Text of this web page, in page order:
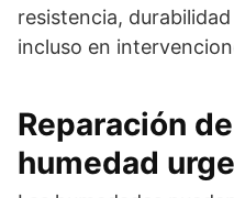
resistencia,
incluso en
Reparación
humedad